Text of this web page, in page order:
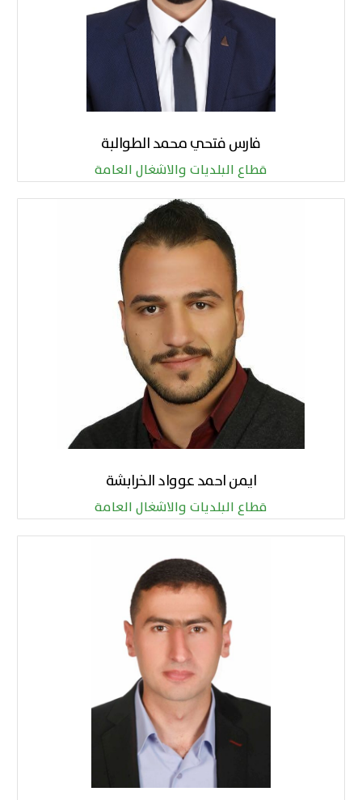
فارس فتحي محمد الطوالبة
قطاع البلديات والاشغال العامة
ايمن احمد عوواد الخرابشة
قطاع البلديات والاشغال العامة